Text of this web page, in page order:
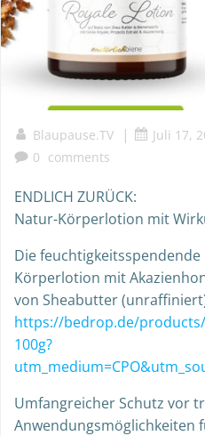
Blaupause.TV | Juli 17,
0 comments
ENDLICH ZURÜCK:
Natur-Körperlotion mit
Die feuchtigkeitsspendende
Körperlotion mit
von Sheabutter
https://bedrop.de/
100g?
Umfangreicher Schutz vor
Anwendungsmöglichkeiten